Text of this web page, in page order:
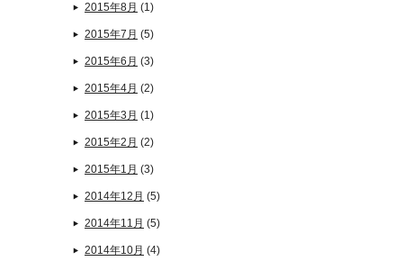
2015年8月 (1)
2015年7月 (5)
2015年6月 (3)
2015年4月 (2)
2015年3月 (1)
2015年2月 (2)
2015年1月 (3)
2014年12月 (5)
2014年11月 (5)
2014年10月 (4)